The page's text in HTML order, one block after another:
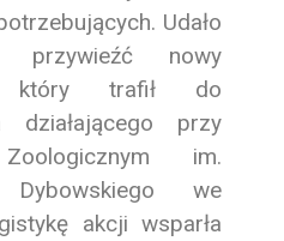
Udało
przywieźć nowy
który trafił do
działającego przy
im.
Dybowskiego we
akcji wsparła